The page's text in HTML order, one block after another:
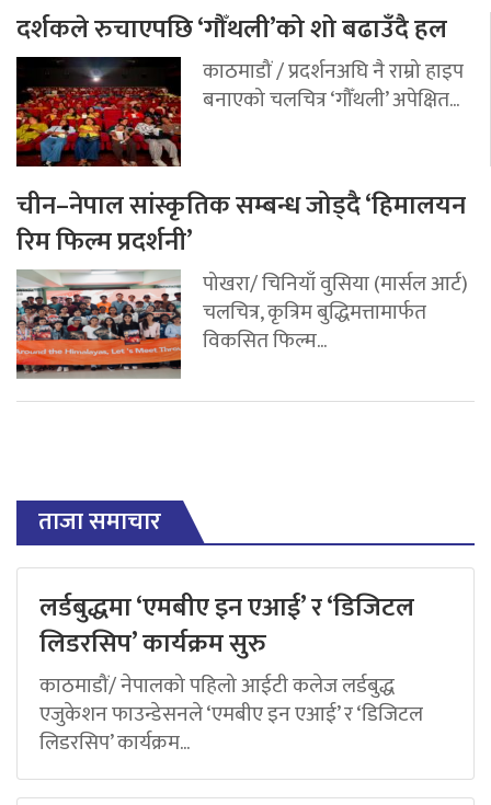
दर्शकले रुचाएपछि ‘गौँथली’को शो बढाउँदै हल
काठमाडौं / प्रदर्शनअघि नै राम्रो हाइप
बनाएको चलचित्र ‘गौँथली’ अपेक्षित...
चीन–नेपाल सांस्कृतिक सम्बन्ध जोड्दै ‘हिमालयन
रिम फिल्म प्रदर्शनी’
पोखरा/ चिनियाँ वुसिया (मार्सल आर्ट)
चलचित्र, कृत्रिम बुद्धिमत्तामार्फत
विकसित फिल्म...
ताजा समाचार
लर्डबुद्धमा ‘एमबीए इन एआई’ र ‘डिजिटल
लिडरसिप’ कार्यक्रम सुरु
काठमाडौं/ नेपालको पहिलो आईटी कलेज लर्डबुद्ध
एजुकेशन फाउन्डेसनले ‘एमबीए इन एआई’ र ‘डिजिटल
लिडरसिप’ कार्यक्रम...